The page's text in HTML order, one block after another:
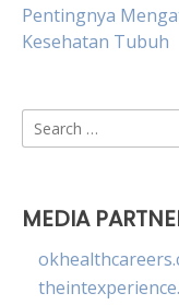
Pentingnya
Kesehatan Tubuh
Search
for:
MEDIA